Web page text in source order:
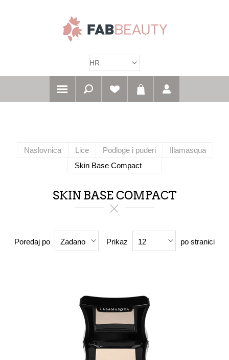
Naslovnica Lice Podloge i puderi
Illamasqua
Skin Base Compact
SKIN BASE COMPACT
Poredaj po Zadano Prikaz 12 po stranici